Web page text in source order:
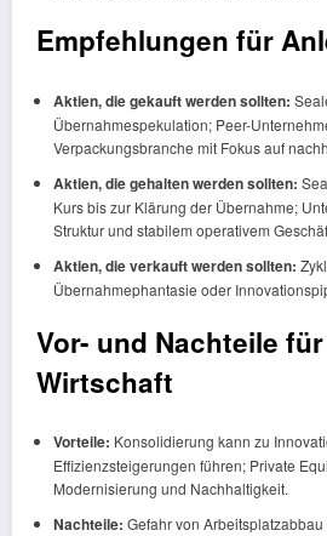
Empfehlungen für
Aktien, die gekauft werden sollten:
Übernahmespekulation; Peer-
Verpackungsbranche mit Fokus auf
Aktien, die gehalten werden sollten:
Kurs bis zur Klärung der Übernahme;
Struktur und stabilem operativem
Aktien, die verkauft werden sollten:
Übernahmephantasie oder
Vor- und Nachteile
Wirtschaft
Vorteile: Konsolidierung kann zu
Effizienzsteigerungen führen; Private
Modernisierung und Nachhaltigkeit.
Nachteile: Gefahr von